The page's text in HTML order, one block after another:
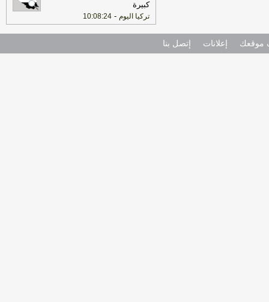
كبيرة
تركيا اليوم -
10:08:24
موقعك إعلانات إتصل بنا